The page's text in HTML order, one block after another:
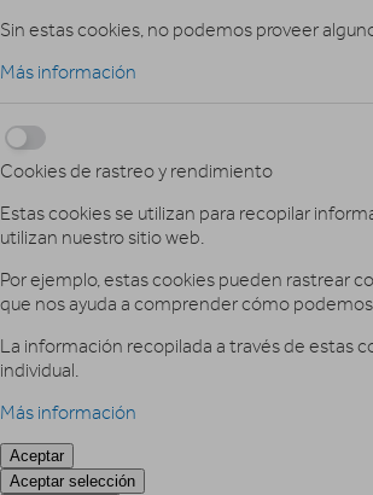
Sin estas cookies, no podemos proveer
Más información
Cookies de rastreo y rendimiento
Estas cookies se utilizan para recopilar
utilizan nuestro sitio web.
Por ejemplo, estas cookies pueden rastrear
que nos ayuda a comprender cómo
La información recopilada a través de estas
individual.
Más información
Aceptar
Aceptar selección